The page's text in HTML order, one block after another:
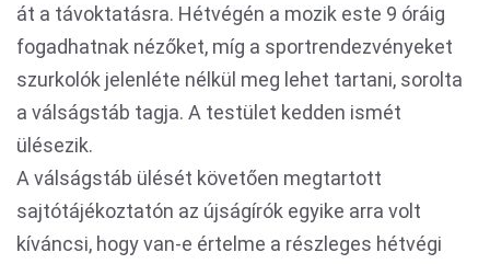
át a távoktatásra. Hétvégén a mozik este 9 óráig
fogadhatnak nézőket, míg a sportrendezvényeket
szurkolók jelenléte nélkül meg lehet tartani, sorolta
a válságstáb tagja. A testület kedden ismét
ülésezik.
A válságstáb ülését követően megtartott
sajtótájékoztatón az újságírók egyike arra volt
kíváncsi, hogy van-e értelme a részleges hétvégi